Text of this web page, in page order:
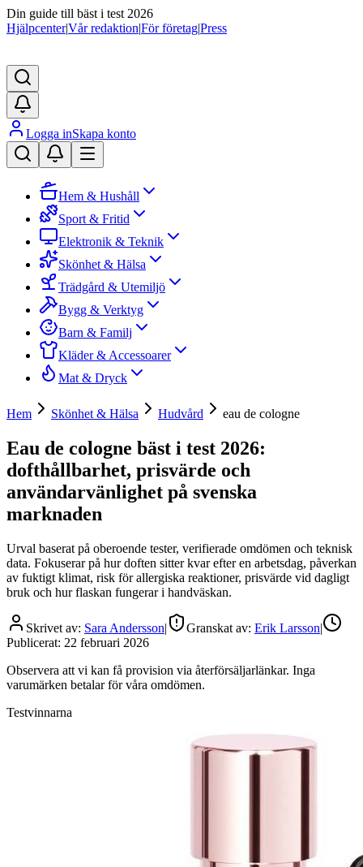
Din guide till bäst i test 2026
Hjälpcenter|Vår redaktion|För företag|Press
Logga inSkapa konto
Hem & Hushåll
Sport & Fritid
Elektronik & Teknik
Skönhet & Hälsa
Trädgård & Utemiljö
Bygg & Verktyg
Barn & Familj
Kläder & Accessoarer
Mat & Dryck
Hem Skönhet & Hälsa Hudvård eau de cologne
Eau de cologne bäst i test 2026:
dofthållbarhet, prisvärde och
användarvänlighet på svenska
marknaden
Urval baserat på oberoende tester, verifierade omdömen och teknisk
data. Fokuserar på hur doften sitter kvar efter en arbetsdag, påverkan
av fuktigt klimat, risk för allergiska reaktioner, prisvärde vid dagligt
bruk och hur flaskan fungerar i handväskan.
Skrivet av: Sara Andersson| Granskat av: Erik Larsson|
Publicerat: 22 februari 2026
Observera att vi kan få provision via återförsäljarlänkar. Inga
varumärken betalar för våra omdömen.
Testvinnarna